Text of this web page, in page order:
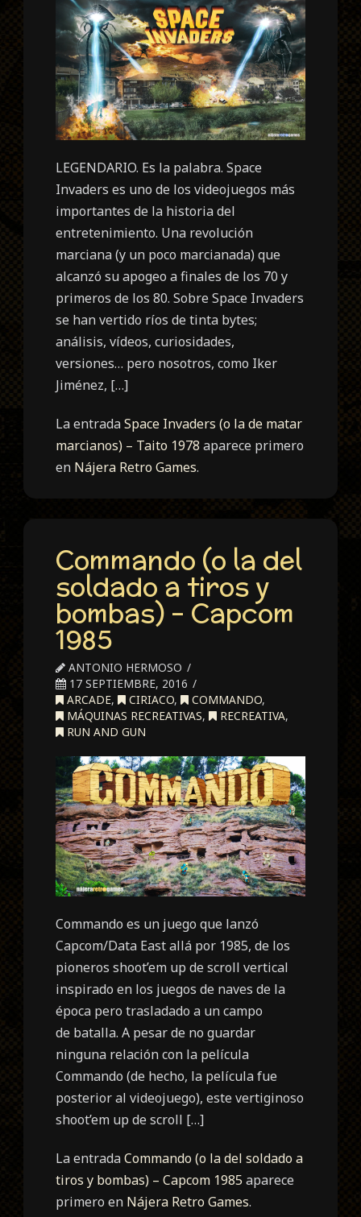
LEGENDARIO. Es la palabra. Space
Invaders es uno de los videojuegos más
importantes de la historia del
entretenimiento. Una revolución
marciana (y un poco marcianada) que
alcanzó su apogeo a finales de los 70 y
primeros de los 80. Sobre Space Invaders
se han vertido ríos de tinta bytes;
análisis, vídeos, curiosidades,
versiones… pero nosotros, como Iker
Jiménez, […]
La entradaSpace Invaders (o la de matar
marcianos) – Taito 1978 aparece primero
en Nájera Retro Games.
Commando (o la del
soldado a tiros y
bombas) – Capcom
1985
ANTONIO HERMOSO
17 SEPTIEMBRE, 2016
ARCADE, CIRIACO, COMMANDO,
MÁQUINAS RECREATIVAS, RECREATIVA,
RUN AND GUN
Commando es un juego que lanzó
Capcom/Data East allá por 1985, de los
pioneros shoot’em up de scroll vertical
inspirado en los juegos de naves de la
época pero trasladado a un campo
de batalla. A pesar de no guardar
ninguna relación con la película
Commando (de hecho, la película fue
posterior al videojuego), este vertiginoso
shoot’em up de scroll […]
La entradaCommando (o la del soldado a
tiros y bombas) – Capcom 1985 aparece
primero en Nájera Retro Games.